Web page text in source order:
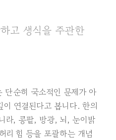
고 생식을 주관한
단순히 국소적인 문제가 아
연결된다고 봅니다. 한의
라, 콩팥, 방광, 뇌, 눈이밝
리 힘 등을 포괄하는 개념